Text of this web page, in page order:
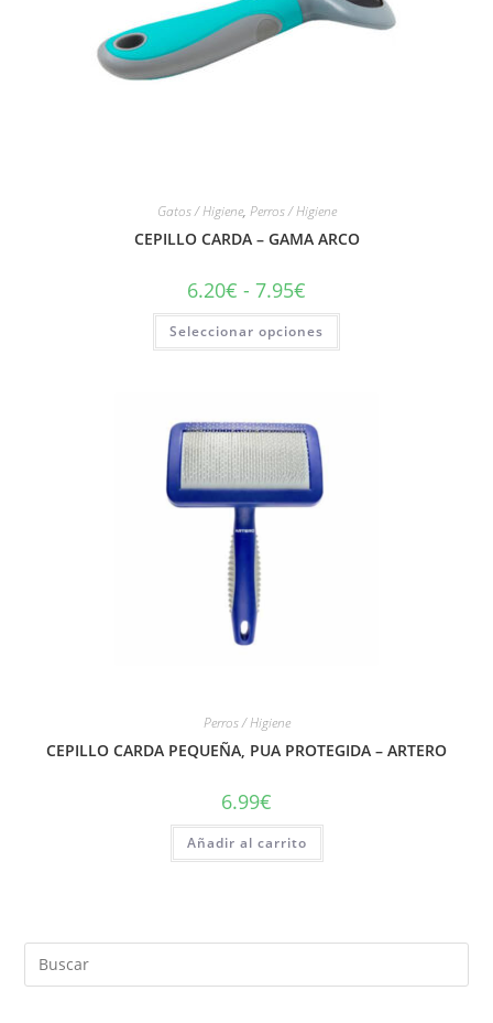
Gatos / Higiene, Perros / Higiene
CEPILLO CARDA – GAMA ARCO
6.20€ - 7.95€
Seleccionar opciones
Perros / Higiene
CEPILLO CARDA PEQUEÑA, PUA PROTEGIDA – ARTERO
6.99€
Añadir al carrito